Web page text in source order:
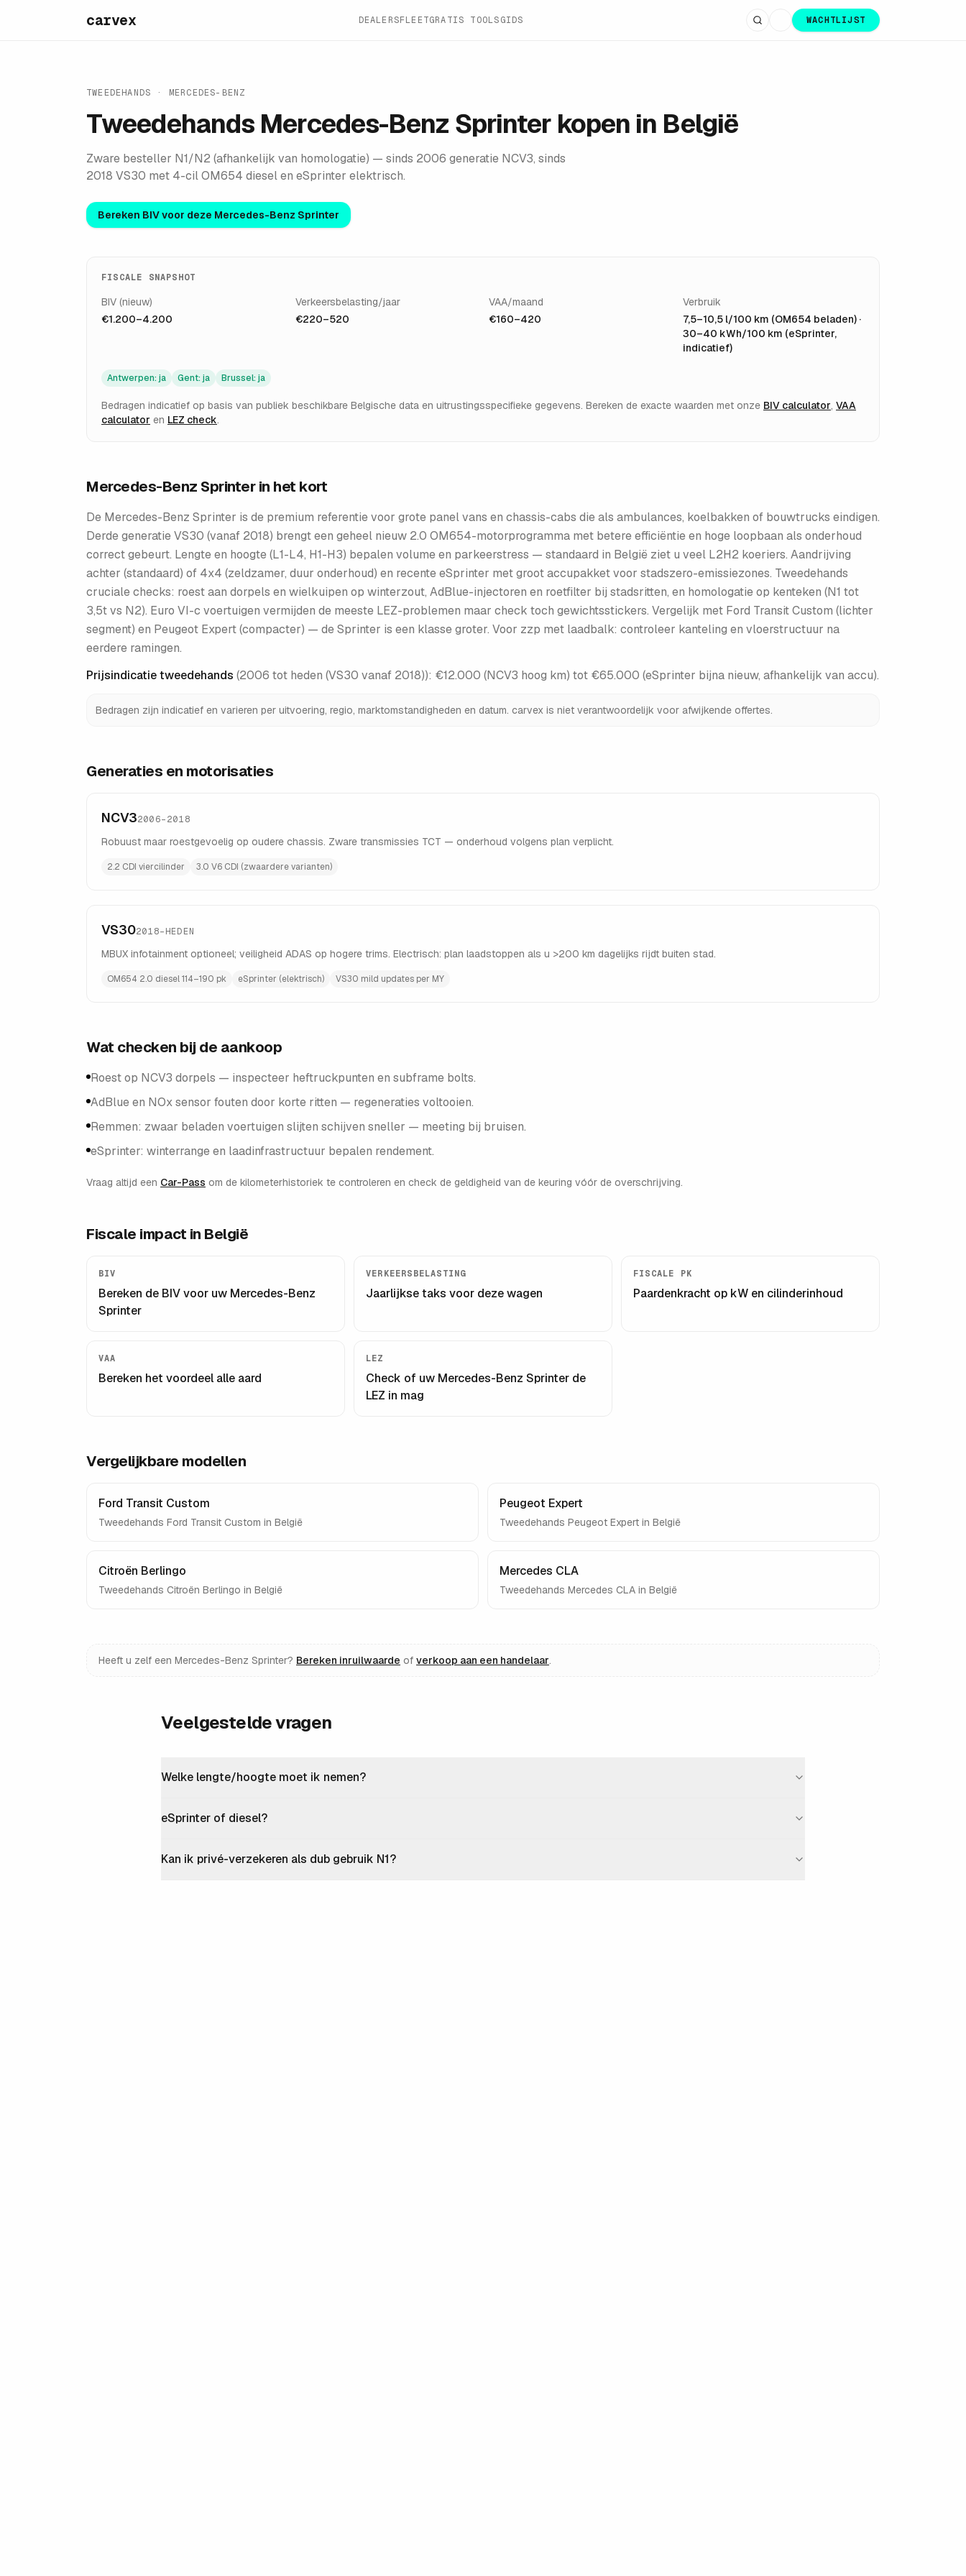
carvex DEALERSFLEETGRATIS TOOLSGIDS WACHTLIJST
TWEEDEHANDS · MERCEDES-BENZ
Tweedehands Mercedes-Benz Sprinter kopen in België
Zware besteller N1/N2 (afhankelijk van homologatie) — sinds 2006 generatie NCV3, sinds
2018 VS30 met 4-cil OM654 diesel en eSprinter elektrisch.
Bereken BIV voor deze Mercedes-Benz Sprinter
FISCALE SNAPSHOT
BIV (nieuw)
€1.200–4.200
Verkeersbelasting/jaar
€220–520
VAA/maand
€160–420
Verbruik
7,5–10,5 l/100 km (OM654 beladen) ·
30–40 kWh/100 km (eSprinter,
indicatief)
Antwerpen: ja Gent: ja Brussel: ja
Bedragen indicatief op basis van publiek beschikbare Belgische data en uitrustingsspecifieke gegevens. Bereken de exacte waarden met onze BIV calculator, VAA
calculator en LEZ check.
Mercedes-Benz Sprinterin het kort
De Mercedes-Benz Sprinter is de premium referentie voor grote panel vans en chassis-cabs die als ambulances, koelbakken of bouwtrucks eindigen.
Derde generatie VS30 (vanaf 2018) brengt een geheel nieuw 2.0 OM654-motorprogramma met betere efficiëntie en hoge loopbaan als onderhoud
correct gebeurt. Lengte en hoogte (L1-L4, H1-H3) bepalen volume en parkeerstress — standaard in België ziet u veel L2H2 koeriers. Aandrijving
achter (standaard) of 4x4 (zeldzamer, duur onderhoud) en recente eSprinter met groot accupakket voor stadszero-emissiezones. Tweedehands
cruciale checks: roest aan dorpels en wielkuipen op winterzout, AdBlue-injectoren en roetfilter bij stadsritten, en homologatie op kenteken (N1 tot
3,5t vs N2). Euro VI-c voertuigen vermijden de meeste LEZ-problemen maar check toch gewichtsstickers. Vergelijk met Ford Transit Custom (lichter
segment) en Peugeot Expert (compacter) — de Sprinter is een klasse groter. Voor zzp met laadbalk: controleer kanteling en vloerstructuur na
eerdere ramingen.
Prijsindicatie tweedehands (2006 tot heden (VS30 vanaf 2018)): €12.000 (NCV3 hoog km) tot €65.000 (eSprinter bijna nieuw, afhankelijk van accu).
Bedragen zijn indicatief en varieren per uitvoering, regio, marktomstandigheden en datum. carvex is niet verantwoordelijk voor afwijkende offertes.
Generaties en motorisaties
NCV32006–2018
Robuust maar roestgevoelig op oudere chassis. Zware transmissies TCT — onderhoud volgens plan verplicht.
2.2 CDI viercilinder 3.0 V6 CDI (zwaardere varianten)
VS302018–HEDEN
MBUX infotainment optioneel; veiligheid ADAS op hogere trims. Electrisch: plan laadstoppen als u >200 km dagelijks rijdt buiten stad.
OM654 2.0 diesel 114–190 pk eSprinter (elektrisch) VS30 mild updates per MY
Wat checken bij de aankoop
Roest op NCV3 dorpels — inspecteer heftruckpunten en subframe bolts.
AdBlue en NOx sensor fouten door korte ritten — regeneraties voltooien.
Remmen: zwaar beladen voertuigen slijten schijven sneller — meeting bij bruisen.
eSprinter: winterrange en laadinfrastructuur bepalen rendement.
Vraag altijd een Car-Pass om de kilometerhistoriek te controleren en check de geldigheid van de keuring vóór de overschrijving.
Fiscale impact in België
BIV
Bereken de BIV voor uw Mercedes-Benz
Sprinter
VERKEERSBELASTING
Jaarlijkse taks voor deze wagen
FISCALE PK
Paardenkracht op kW en cilinderinhoud
VAA
Bereken het voordeel alle aard
LEZ
Check of uw Mercedes-Benz Sprinter de
LEZ in mag
Vergelijkbare modellen
Ford Transit Custom
Tweedehands Ford Transit Custom in België
Peugeot Expert
Tweedehands Peugeot Expert in België
Citroën Berlingo
Tweedehands Citroën Berlingo in België
Mercedes CLA
Tweedehands Mercedes CLA in België
Heeft u zelf een Mercedes-Benz Sprinter? Bereken inruilwaarde of verkoop aan een handelaar.
Veelgestelde vragen
Welke lengte/hoogte moet ik nemen?
eSprinter of diesel?
Kan ik privé-verzekeren als dub gebruik N1?